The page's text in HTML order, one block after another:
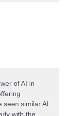
of AI in
seen similar AI
with the